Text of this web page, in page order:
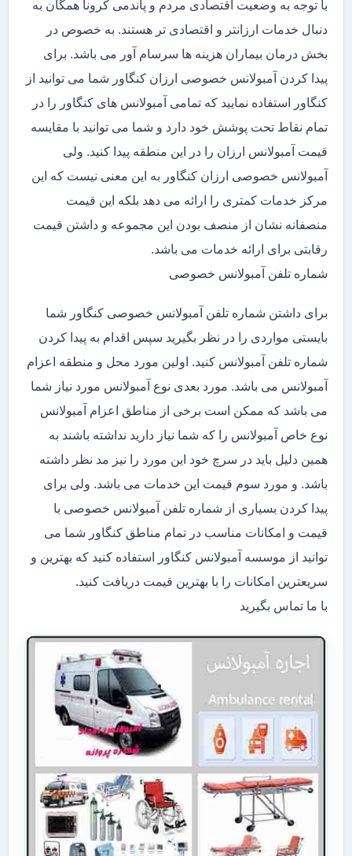
با توجه به وضعیت اقتصادی مردم و پاندمی کرونا همگان به
دنبال خدمات ارزانتر و اقتصادی تر هستند. به خصوص در
بخش درمان بیماران هزینه ها سرسام آور می باشد. برای
پیدا کردن آمبولانس خصوصی ارزان کنگاور شما می توانید از
کنگاور استفاده نمایید که تمامی آمبولانس های کنگاور را در
تمام نقاط تحت پوشش خود دارد و شما می توانید با مقایسه
قیمت آمبولانس ارزان را در این منطقه پیدا کنید. ولی
آمبولانس خصوصی ارزان کنگاور به این معنی نیست که این
مرکز خدمات کمتری را ارائه می دهد بلکه این قیمت
منصفانه نشان از منصف بودن این مجموعه و داشتن قیمت
رقابتی برای ارائه خدمات می باشد.
شماره تلفن آمبولانس خصوصی
برای داشتن شماره تلفن آمبولانس خصوصی کنگاور شما
بایستی مواردی را در نظر بگیرید سپس اقدام به پیدا کردن
شماره تلفن آمبولانس کنید. اولین مورد محل و منطقه اعزام
آمبولانس می باشد. مورد بعدی نوع آمبولانس مورد نیاز شما
می باشد که ممکن است برخی از مناطق اعزام آمبولانس
نوع خاص آمبولانس را که شما نیاز دارید نداشته باشند به
همین دلیل باید در سرچ خود این مورد را نیز مد نظر داشته
باشد. و مورد سوم قیمت این خدمات می باشد. ولی برای
پیدا کردن بسیاری از شماره تلفن آمبولانس خصوصی با
قیمت و امکانات مناسب در تمام مناطق کنگاور شما می
توانید از موسسه آمبولانس کنگاور استفاده کنید که بهترین و
سریعترین امکانات را با بهترین قیمت دریافت کنید.
با ما تماس بگیرید